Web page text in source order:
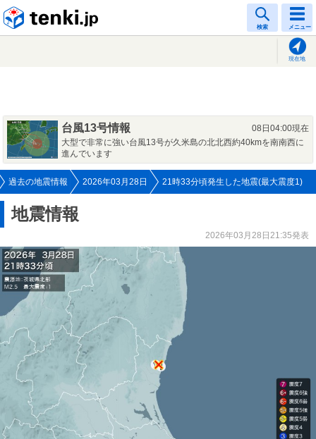
検索 メニュー
現在地
台風13号情報
08日04:00現在
大型で非常に強い台風13号が久米島の北北西約40kmを南南西に
進んでいます
過去の地震情報 2026年03月28日 21時33分頃発生した地震(最大震度1)
地震情報
2026年03月28日21:35発表